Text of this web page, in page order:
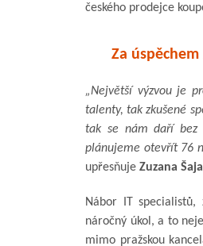
českého prodejce
Za
„Největší výzvou je
talenty, tak zkušené
tak se nám daří bez
plánujeme otevřít 76
upřesňuje Zuzana
Nábor IT
náročný úkol, a to
mimo pražskou